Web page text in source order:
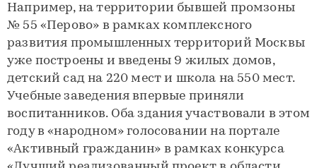
Например, на территории бывшей промзоны
№ 55 «Перово» в рамках комплексного
развития промышленных территорий Москвы
уже построены и введены 9 жилых домов,
детский сад на 220 мест и школа на 550 мест.
Учебные заведения впервые приняли
воспитанников. Оба здания участвовали в этом
году в «народном» голосовании на портале
«Активный гражданин» в рамках конкурса